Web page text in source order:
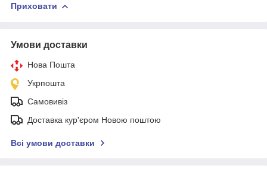
Приховати
Умови доставки
Нова Пошта
Укрпошта
Самовивіз
Доставка кур'єром Новою поштою
Всі умови доставки